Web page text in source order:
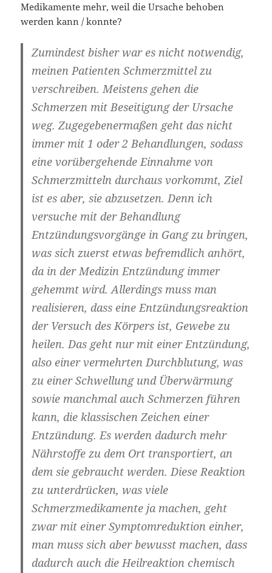
Medikamente mehr, weil die Ursache behoben
werden kann / konnte?
Zumindest bisher war es nicht notwendig,
meinen Patienten Schmerzmittel zu
verschreiben. Meistens gehen die
Schmerzen mit Beseitigung der Ursache
weg. Zugegebenermaßen geht das nicht
immer mit 1 oder 2 Behandlungen, sodass
eine vorübergehende Einnahme von
Schmerzmitteln durchaus vorkommt, Ziel
ist es aber, sie abzusetzen. Denn ich
versuche mit der Behandlung
Entzündungsvorgänge in Gang zu bringen,
was sich zuerst etwas befremdlich anhört,
da in der Medizin Entzündung immer
gehemmt wird. Allerdings muss man
realisieren, dass eine Entzündungsreaktion
der Versuch des Körpers ist, Gewebe zu
heilen. Das geht nur mit einer Entzündung,
also einer vermehrten Durchblutung, was
zu einer Schwellung und Überwärmung
sowie manchmal auch Schmerzen führen
kann, die klassischen Zeichen einer
Entzündung. Es werden dadurch mehr
Nährstoffe zu dem Ort transportiert, an
dem sie gebraucht werden. Diese Reaktion
zu unterdrücken, was viele
Schmerzmedikamente ja machen, geht
zwar mit einer Symptomreduktion einher,
man muss sich aber bewusst machen, dass
dadurch auch die Heilreaktion chemisch